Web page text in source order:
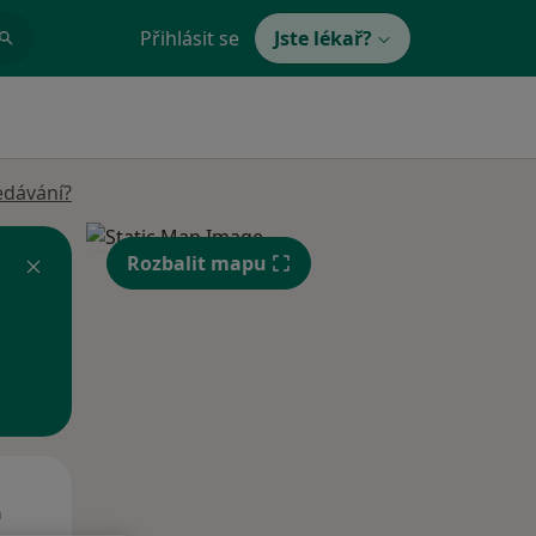
Přihlásit se Jste lékař?
Rozbalit mapu